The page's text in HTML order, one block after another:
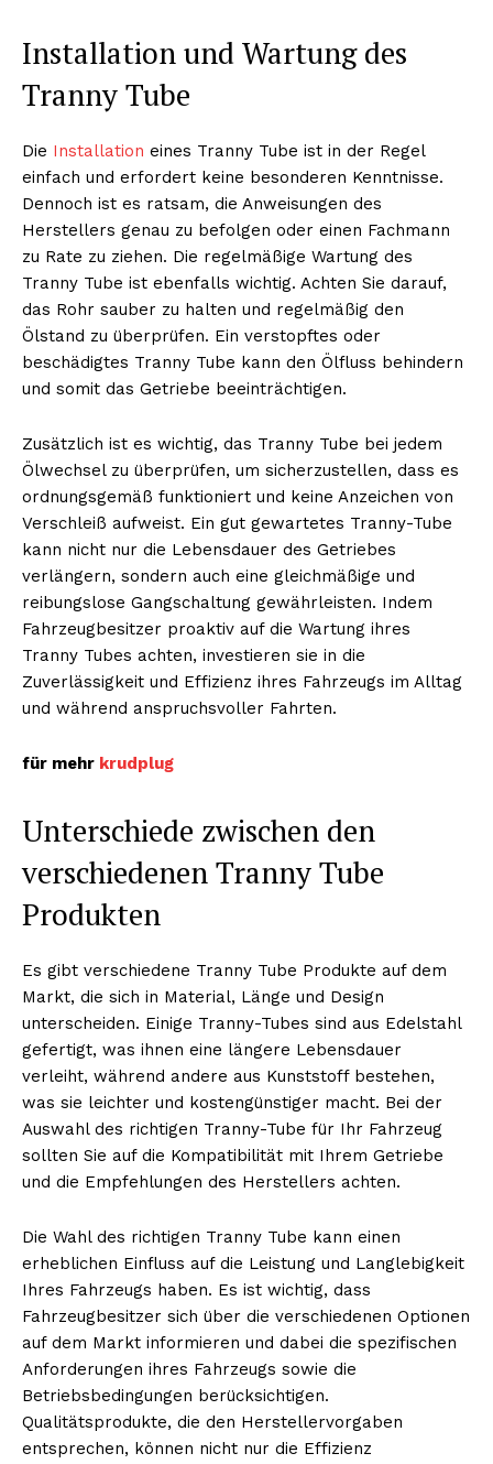
Nachrichtenhype
Installation und Wartung des
Tranny Tube
Die Installation eines Tranny Tube ist in der Regel
einfach und erfordert keine besonderen Kenntnisse.
Dennoch ist es ratsam, die Anweisungen des
Herstellers genau zu befolgen oder einen Fachmann
zu Rate zu ziehen. Die regelmäßige Wartung des
Tranny Tube ist ebenfalls wichtig. Achten Sie darauf,
das Rohr sauber zu halten und regelmäßig den
Ölstand zu überprüfen. Ein verstopftes oder
beschädigtes Tranny Tube kann den Ölfluss behindern
und somit das Getriebe beeinträchtigen.
Zusätzlich ist es wichtig, das Tranny Tube bei jedem
Ölwechsel zu überprüfen, um sicherzustellen, dass es
ordnungsgemäß funktioniert und keine Anzeichen von
Verschleiß aufweist. Ein gut gewartetes Tranny-Tube
kann nicht nur die Lebensdauer des Getriebes
verlängern, sondern auch eine gleichmäßige und
reibungslose Gangschaltung gewährleisten. Indem
Fahrzeugbesitzer proaktiv auf die Wartung ihres
Tranny Tubes achten, investieren sie in die
Zuverlässigkeit und Effizienz ihres Fahrzeugs im Alltag
und während anspruchsvoller Fahrten.
für mehr krudplug
Unterschiede zwischen den
verschiedenen Tranny Tube
Produkten
Es gibt verschiedene Tranny Tube Produkte auf dem
Markt, die sich in Material, Länge und Design
unterscheiden. Einige Tranny-Tubes sind aus Edelstahl
gefertigt, was ihnen eine längere Lebensdauer
verleiht, während andere aus Kunststoff bestehen,
was sie leichter und kostengünstiger macht. Bei der
Auswahl des richtigen Tranny-Tube für Ihr Fahrzeug
sollten Sie auf die Kompatibilität mit Ihrem Getriebe
und die Empfehlungen des Herstellers achten.
Die Wahl des richtigen Tranny Tube kann einen
erheblichen Einfluss auf die Leistung und Langlebigkeit
Ihres Fahrzeugs haben. Es ist wichtig, dass
Fahrzeugbesitzer sich über die verschiedenen Optionen
auf dem Markt informieren und dabei die spezifischen
Anforderungen ihres Fahrzeugs sowie die
Betriebsbedingungen berücksichtigen.
Qualitätsprodukte, die den Herstellervorgaben
entsprechen, können nicht nur die Effizienz